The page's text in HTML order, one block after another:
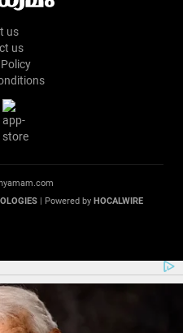
us
us
| Powered by HOCALWIRE